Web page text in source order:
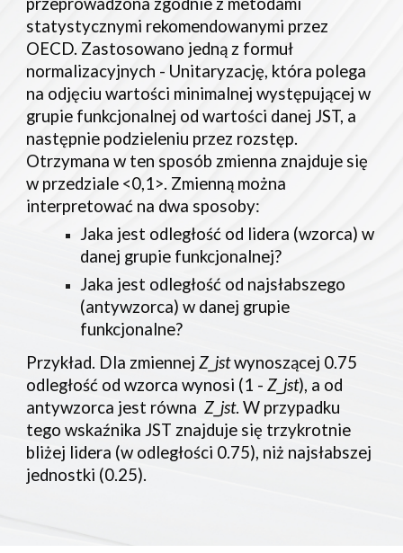
statystycznymi rekomendowanymi przez
OECD. Zastosowano jedną z formuł
normalizacyjnych - Unitaryzację, która polega
na odjęciu wartości minimalnej występującej w
grupie funkcjonalnej od wartości danej JST, a
następnie podzieleniu przez rozstęp.
Otrzymana w ten sposób zmienna znajduje się
w przedziale <0,1>. Zmienną można
interpretować na dwa sposoby:
Jaka jest odległość od lidera (wzorca) w
danej grupie funkcjonalnej?
Jaka jest odległość od najsłabszego
(antywzorca) w danej grupie
funkcjonalne?
Przykład. Dla zmiennejZ_jstwynoszącej 0.75
odległość od wzorca wynosi (1 -Z_jst), a od
antywzorca jest równa Z_jst. W przypadku
tego wskaźnika JST znajduje się trzykrotnie
bliżej lidera (w odległości 0.75), niż najsłabszej
jednostki (0.25).